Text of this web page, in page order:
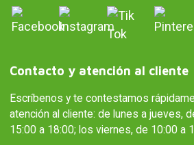
Contacto y atención al cliente
Escríbenos y te contestamos
atención al cliente: de lunes a jueves,
15:00 a 18:00; los viernes, de 10:00 a